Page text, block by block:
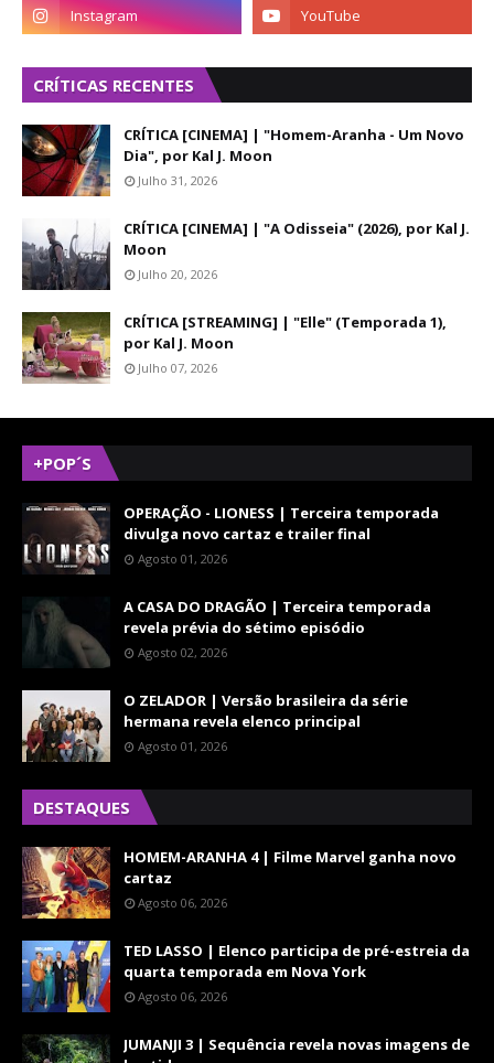
CRÍTICAS RECENTES
CRÍTICA [CINEMA] | "Homem-Aranha - Um Novo
Dia", por Kal J. Moon
Julho 31, 2026
CRÍTICA [CINEMA] | "A Odisseia" (2026), por Kal J.
Moon
Julho 20, 2026
CRÍTICA [STREAMING] | "Elle" (Temporada 1),
por Kal J. Moon
Julho 07, 2026
+POP´S
OPERAÇÃO - LIONESS | Terceira temporada
divulga novo cartaz e trailer final
Agosto 01, 2026
A CASA DO DRAGÃO | Terceira temporada
revela prévia do sétimo episódio
Agosto 02, 2026
O ZELADOR | Versão brasileira da série
hermana revela elenco principal
Agosto 01, 2026
DESTAQUES
HOMEM-ARANHA 4 | Filme Marvel ganha novo
cartaz
Agosto 06, 2026
TED LASSO | Elenco participa de pré-estreia da
quarta temporada em Nova York
Agosto 06, 2026
JUMANJI 3 | Sequência revela novas imagens de